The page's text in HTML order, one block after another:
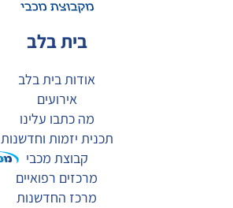
בית בלב
אודות בית בלב
אירועים
מה כתבו עלינו
תכנית יזמות וחדשנות
קבוצת מכבי
מרכזים רפואיים
מרכז החדשנות